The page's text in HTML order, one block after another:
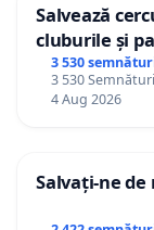
Salvează
cluburile și
3 530
3 530
4 Aug 2026
Salvați-ne